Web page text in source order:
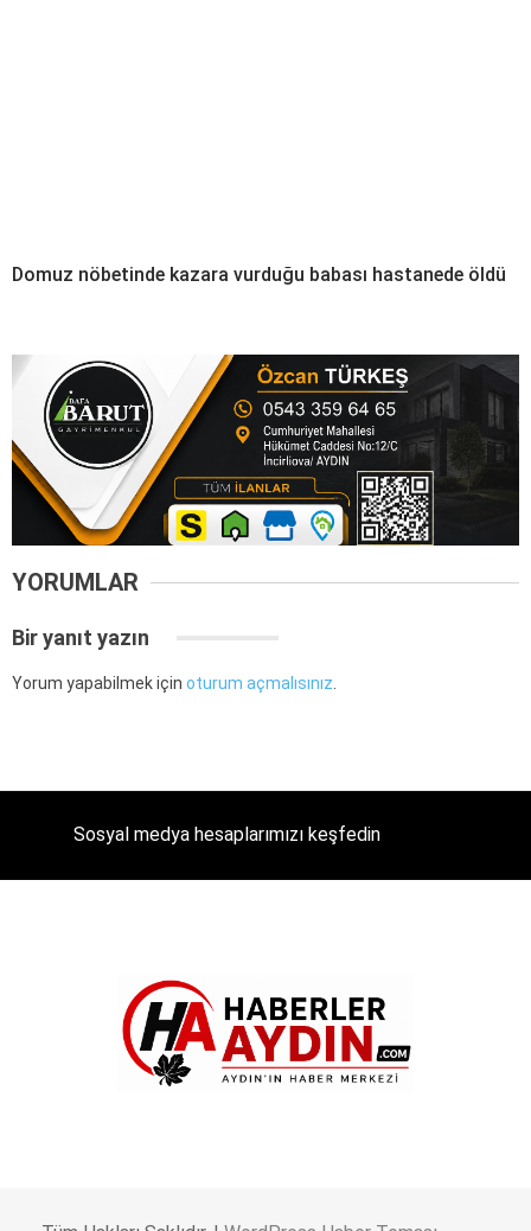
Domuz nöbetinde kazara vurduğu babası hastanede öldü
YORUMLAR
Bir yanıt yazın
Yorum yapabilmek için oturum açmalısınız.
Sosyal medya hesaplarımızı keşfedin